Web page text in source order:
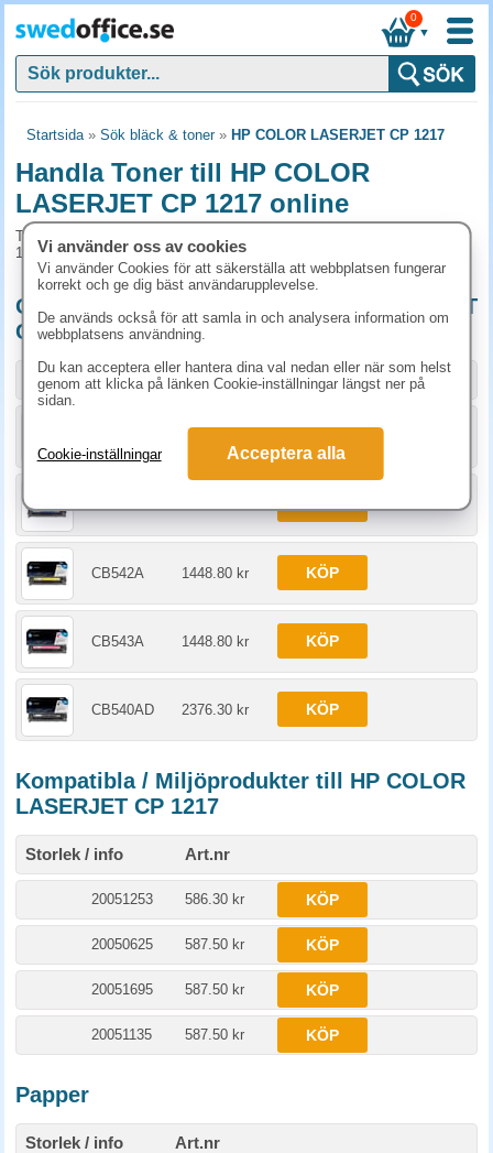
▼
0
Startsida» Sök bläck & toner» HP COLOR LASERJET CP 1217
Handla Toner till HP COLOR
LASERJET CP 1217 online
Toner och tillbehör som passar till HP COLOR LASERJET CP
1217
Originalprodukter till HP COLOR LASERJET
CP 1217
Storlek / info Art.nr
1523.80 kr
CB541A 1448.80 kr
CB542A 1448.80 kr KÖP
CB543A 1448.80 kr KÖP
CB540AD 2376.30 kr KÖP
Kompatibla / Miljöprodukter till HP COLOR
LASERJET CP 1217
Storlek / info Art.nr
20051253 586.30 kr KÖP
20050625 587.50 kr KÖP
20051695 587.50 kr KÖP
20051135 587.50 kr KÖP
Papper
Storlek / info Art.nr
Vi använder oss av cookies
Vi använder Cookies för att säkerställa att webbplatsen fungerar
korrekt och ge dig bäst användarupplevelse.
De används också för att samla in och analysera information om
webbplatsens användning.
Du kan acceptera eller hantera dina val nedan eller när som helst
genom att klicka på länken Cookie-inställningar längst ner på
sidan.
Cookie-inställningar Acceptera alla